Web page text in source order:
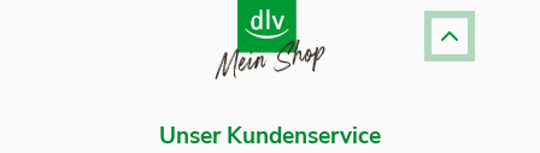
Unser Kundenservice